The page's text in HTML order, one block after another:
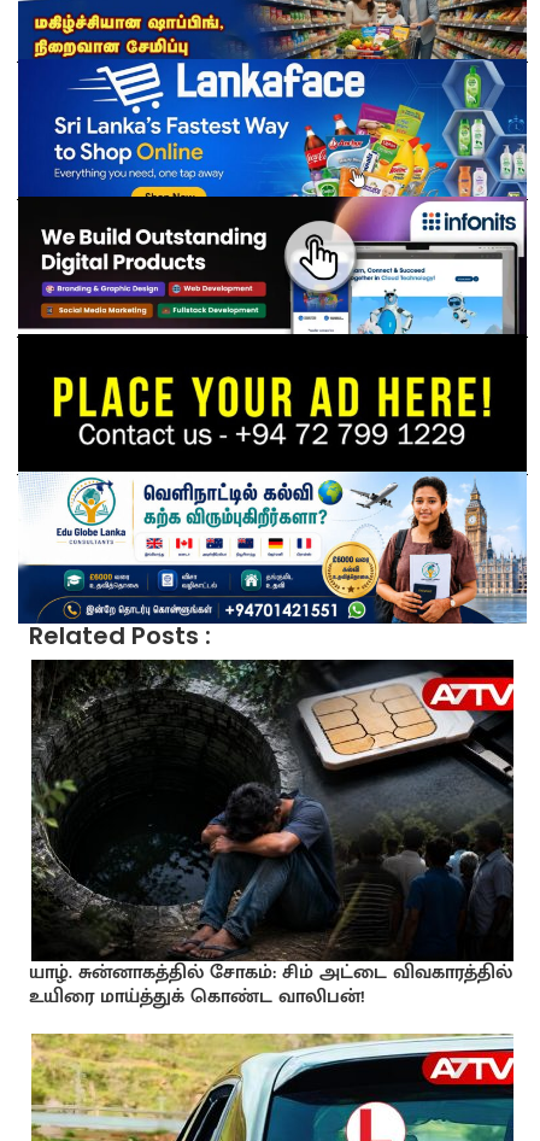
Related Posts :
யாழ். சுன்னாகத்தில் சோகம்: சிம் அட்டை விவகாரத்தில்
உயிரை மாய்த்துக் கொண்ட வாலிபன்!